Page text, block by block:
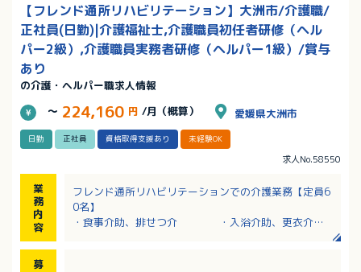
【フレンド通所リハビリテーション】大洲市/介護職/
正社員(日勤)|介護福祉士,介護職員初任者研修（ヘル
パー2級）,介護職員実務者研修（ヘルパー1級）/賞与
あり
の介護・ヘルパー職求人情報
～ 224,160 円 /月（概算） 愛媛県大洲市
日勤 正社員 資格取得支援あり 未経験OK
求人No.58550
業
務
内
容
フレンド通所リハビリテーションでの介護業務【定員6
0名】
・食事介助、排せつ介 ・入浴介助、更衣介助
募